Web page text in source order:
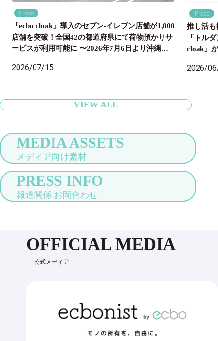
Press
「ecbo cloak」導入のセブン‐イレブン店舗が1,000
店舗を突破！全国42の都道府県にて荷物預かりサ
ービスが利用可能に 〜2026年7月6日より沖縄県
行者の身軽な旅をサポート〜
2026/07/15
Press
推し活
「トル
cloak」
2026/
VIEW ALL
MEDIA ASSETS
メディア向け素材
PRESS INFO
報道関係 お問合わせ
OFFICIAL MEDIA
公式メディア